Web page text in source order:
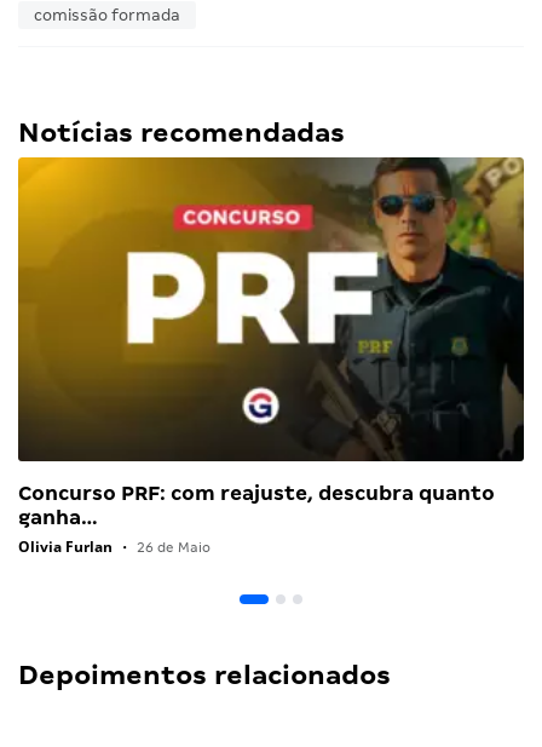
comissão formada
Notícias recomendadas
Concurso PRF: com reajuste, descubra quanto
ganha…
Olivia Furlan • 26 de Maio
Depoimentos relacionados